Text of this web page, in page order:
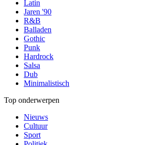
Latin
Jaren '90
R&B
Balladen
Gothic
Punk
Hardrock
Salsa
Dub
Minimalistisch
Top onderwerpen
Nieuws
Cultuur
Sport